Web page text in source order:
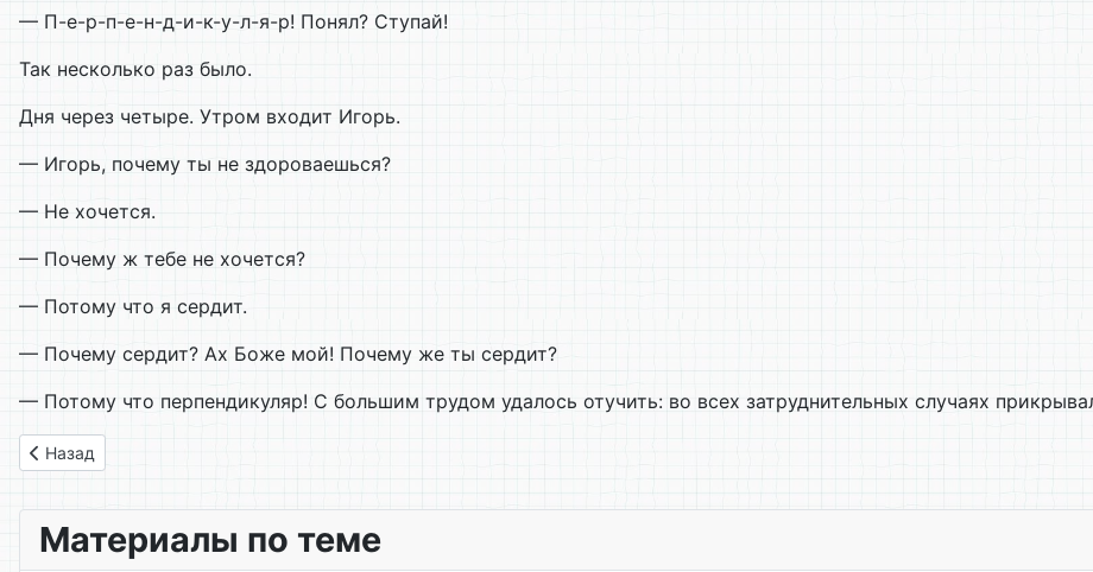
— П-е-р-п-е-н-д-и-к-у-л-я-р! Понял? Ступай!
Так несколько раз было.
Дня через четыре. Утром входит Игорь.
— Игорь, почему ты не здороваешься?
— Не хочется.
— Почему ж тебе не хочется?
— Потому что я сердит.
— Почему сердит? Ах Боже мой! Почему же ты сердит?
— Потому что перпендикуляр! С большим трудом удалось отучить: во всех затруднительных случаях
Предыдущий: 6.08. Образцы и оценки
Назад
Материалы по теме